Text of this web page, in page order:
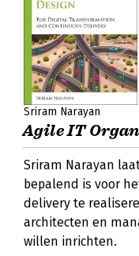
Sriram Narayan
Agile IT
Sriram Narayan
bepalend is voor
delivery te
architecten en
willen inrichten.